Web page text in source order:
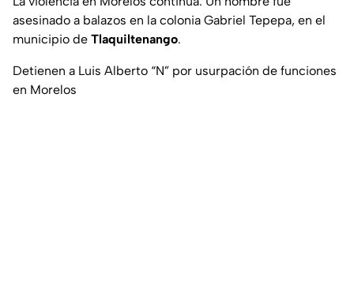
asesinado a balazos en la colonia Gabriel Tepepa, en el
municipio de Tlaquiltenango.
Detienen a Luis Alberto “N” por usurpación de funciones
en Morelos